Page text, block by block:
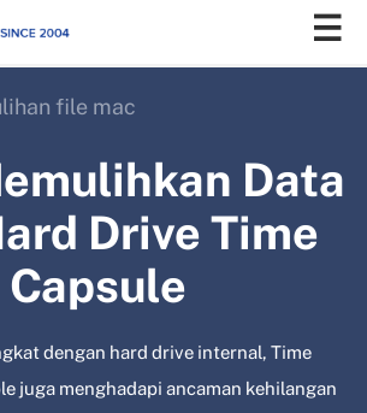
file mac
Data
Drive Time
Capsule
dengan hard drive internal, Time
juga menghadapi ancaman kehilangan